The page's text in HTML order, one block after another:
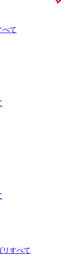
べて
リすべて